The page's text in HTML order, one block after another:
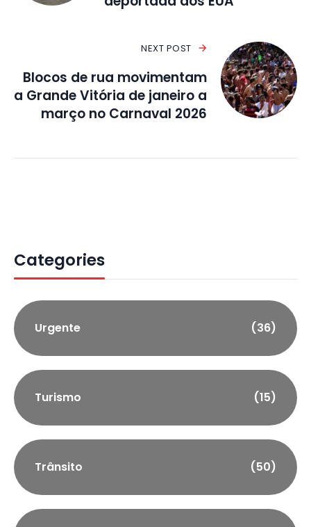
NEXT POST
Blocos de rua movimentam
a Grande Vitória de janeiro a
março no Carnaval 2026
Categories
Urgente (36)
Turismo (15)
Trânsito (50)